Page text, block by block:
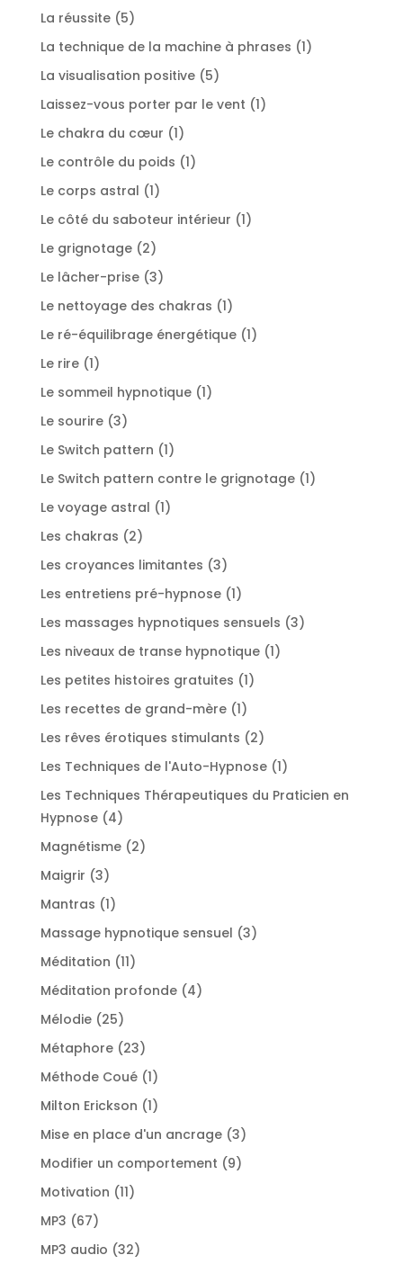
La réussite 55
produits
La technique de la machine à phrases 11
La visualisation positive 55
produits
Laissez-vous porter par le vent 11
Le chakra du cœur 11
produit
Le contrôle du poids 11
Le corps astral 11
produit
Le côté du saboteur intérieur 11
Le grignotage 22
produits
Le lâcher-prise 33
produits
Le nettoyage des chakras 11
produit
Le ré-équilibrage énergétique 11
Le rire 11
produit
Le sommeil hypnotique 11
Le sourire 33
produits
Le Switch pattern 11
produit
Le Switch pattern contre le grignotage 11
Le voyage astral 11
Les chakras 22
produits
Les croyances limitantes 33
produits
Les entretiens pré-hypnose 11
produit
Les massages hypnotiques sensuels 33
Les niveaux de transe hypnotique 11
Les petites histoires gratuites 11
Les recettes de grand-mère 11
produit
Les rêves érotiques stimulants 22
produits
Les Techniques de l'Auto-Hypnose 11
produit
Les Techniques Thérapeutiques du Praticien en
Hypnose
44
produits
Magnétisme 22
Maigrir 33
produits
Mantras 11
produit
Massage hypnotique sensuel 33
Méditation 1111
produits
Méditation profonde 44
Mélodie 2525
produits
Métaphore 2323
produits
Méthode Coué 11
produit
Milton Erickson 11
produit
Mise en place d'un ancrage 33
produits
Modifier un comportement 99
Motivation 1111
MP3 6767
produits
MP3 audio 3232